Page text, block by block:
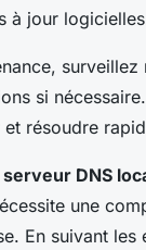
à jour
si
résoudre
serveur DNS
une
En suivant